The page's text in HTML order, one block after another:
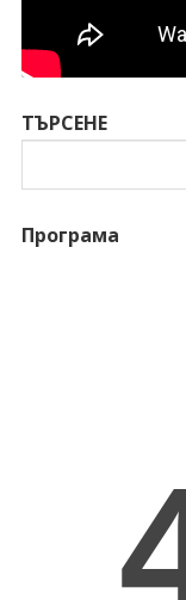
ТЪРСЕНЕ
Програма